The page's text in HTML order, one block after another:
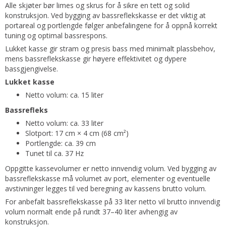
Alle skjøter bør limes og skrus for å sikre en tett og solid
konstruksjon. Ved bygging av bassreflekskasse er det viktig at
portareal og portlengde følger anbefalingene for å oppnå korrekt
tuning og optimal bassrespons.
Lukket kasse gir stram og presis bass med minimalt plassbehov,
mens bassreflekskasse gir høyere effektivitet og dypere
bassgjengivelse.
Lukket kasse
Netto volum: ca. 15 liter
Bassrefleks
Netto volum: ca. 33 liter
Slotport: 17 cm × 4 cm (68 cm²)
Portlengde: ca. 39 cm
Tunet til ca. 37 Hz
Oppgitte kassevolumer er netto innvendig volum. Ved bygging av
bassreflekskasse må volumet av port, elementer og eventuelle
avstivninger legges til ved beregning av kassens brutto volum.
For anbefalt bassreflekskasse på 33 liter netto vil brutto innvendig
volum normalt ende på rundt 37–40 liter avhengig av
konstruksjon.